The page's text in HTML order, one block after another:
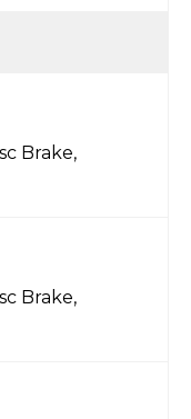
Brake,
Brake,